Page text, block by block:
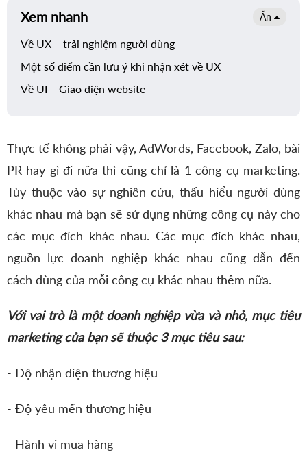
Xem nhanh Ẩn
Về UX – trải nghiệm người dùng
Một số điểm cần lưu ý khi nhận xét về UX
Về UI – Giao diện website
Thực tế không phải vậy, AdWords, Facebook, Zalo, bài
PR hay gì đi nữa thì cũng chỉ là 1 công cụ marketing.
Tùy thuộc vào sự nghiên cứu, thấu hiểu người dùng
khác nhau mà bạn sẽ sử dụng những công cụ này cho
các mục đích khác nhau. Các mục đích khác nhau,
nguồn lực doanh nghiệp khác nhau cũng dẫn đến
cách dùng của mỗi công cụ khác nhau thêm nữa.
Với vai trò là một doanh nghiệp vừa và nhỏ, mục tiêu
marketing của bạn sẽ thuộc 3 mục tiêu sau:
- Độ nhận diện thương hiệu
- Độ yêu mến thương hiệu
- Hành vi mua hàng